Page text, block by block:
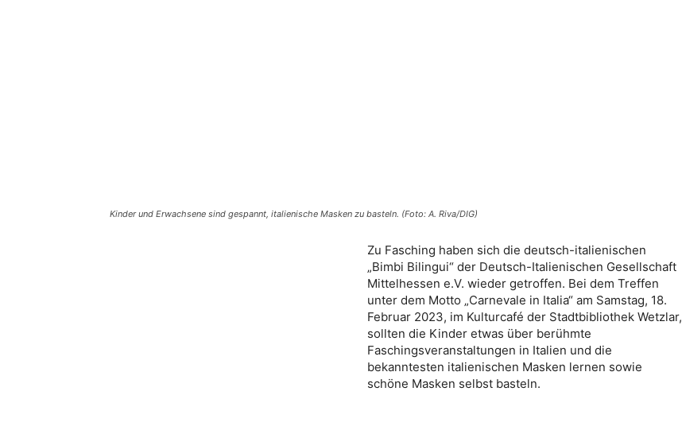
Kinder und Erwachsene sind gespannt, italienische Masken zu basteln. (Foto: A. Riva/DIG)
Zu Fasching haben sich die deutsch-italienischen
„Bimbi Bilingui“ der Deutsch-Italienischen Gesellschaft
Mittelhessen e.V. wieder getroffen. Bei dem Treffen
unter dem Motto „Carnevale in Italia“ am Samstag, 18.
Februar 2023, im Kulturcafé der Stadtbibliothek Wetzlar,
sollten die Kinder etwas über berühmte
Faschingsveranstaltungen in Italien und die
bekanntesten italienischen Masken lernen sowie
schöne Masken selbst basteln.